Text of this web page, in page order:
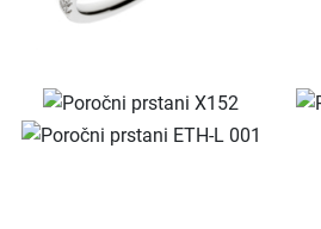
Kontakt